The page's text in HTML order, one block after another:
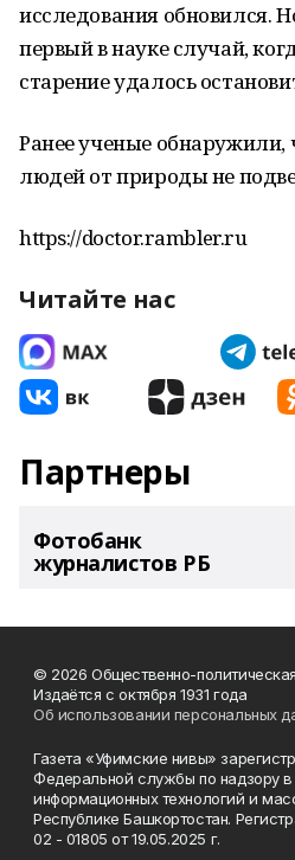
исследования обновился.
первый в науке случай,
старение удалось
Ранее ученые обнаружили,
людей от природы не
https://doctor.rambler.ru
Читайте нас
Партнеры
Фотобанк
журналистов РБ
© 2026 Общественно-
Издаётся с октября 1931 года
Об использовании персональных
Газета «Уфимские нивы»
Федеральной службы по надзору
информационных технологий и
Республике Башкортостан.
02 - 01805 от 19.05.2025 г.